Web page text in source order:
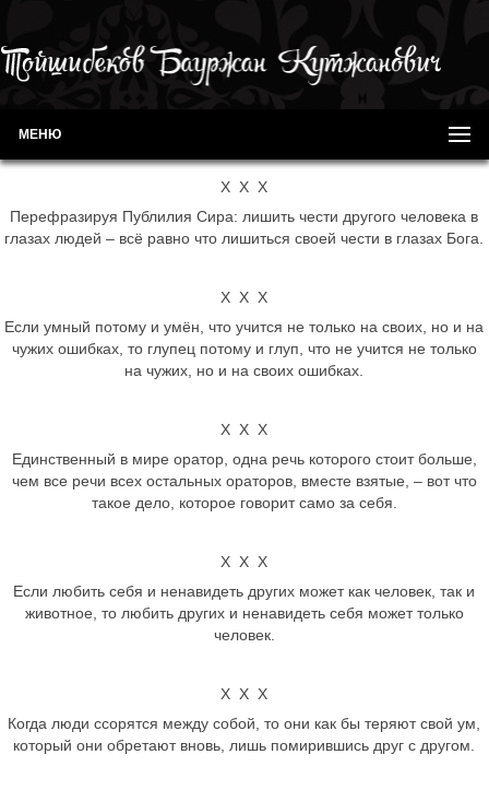
МЕНЮ
Х Х Х
Перефразируя Публилия Сира: лишить чести другого человека в
глазах людей – всё равно что лишиться своей чести в глазах Бога.
Х Х Х
Если умный потому и умён, что учится не только на своих, но и на
чужих ошибках, то глупец потому и глуп, что не учится не только
на чужих, но и на своих ошибках.
Х Х Х
Единственный в мире оратор, одна речь которого стоит больше,
чем все речи всех остальных ораторов, вместе взятые, – вот что
такое дело, которое говорит само за себя.
Х Х Х
Если любить себя и ненавидеть других может как человек, так и
животное, то любить других и ненавидеть себя может только
человек.
Х Х Х
Когда люди ссорятся между собой, то они как бы теряют свой ум,
который они обретают вновь, лишь помирившись друг с другом.